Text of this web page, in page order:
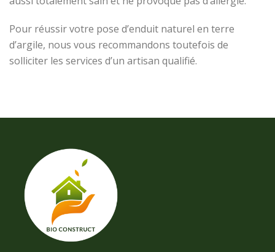
Pour réussir votre pose d’enduit naturel en terre
d’argile, nous vous recommandons toutefois de
solliciter les services d’un artisan qualifié.